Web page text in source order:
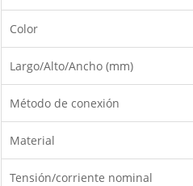
Color
Largo/Alto/Ancho (mm)
Método de conexión
Material
Tensión/corriente nominal